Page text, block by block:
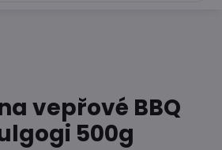
vepřové BBQ
500g